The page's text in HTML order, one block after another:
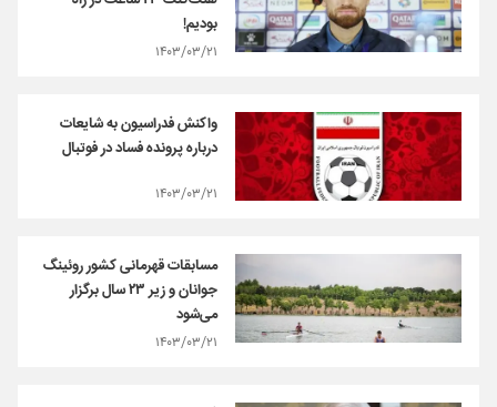
بودیم!
۱۴۰۳/۰۳/۲۱
واکنش فدراسیون به شایعات
درباره پرونده فساد در فوتبال
۱۴۰۳/۰۳/۲۱
مسابقات قهرمانی کشور روئینگ
جوانان و زیر ۲۳ سال برگزار
می‌شود
۱۴۰۳/۰۳/۲۱